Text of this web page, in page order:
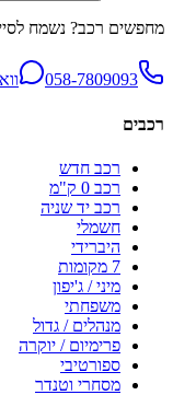
מחפשים רכב? נשמח
058-7809093
רכבים
רכב חדש
רכב 0 ק"מ
רכב יד שניה
חשמלי
היברידי
7 מקומות
מיני / ג'יפון
משפחתי
מנהלים / גדול
פרימיום / יוקרה
ספורטיבי
מסחרי וטנדר